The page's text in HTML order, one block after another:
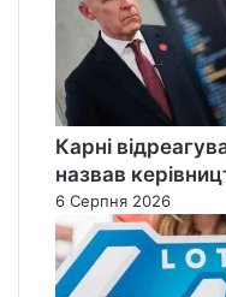
Карні
назвав
6 Серпня 2026